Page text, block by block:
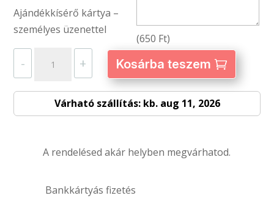
Ajándékkísérő kártya –
személyes üzenettel
(650 Ft)
-
fél
kulcstartó
egyedi
+ Kosárba teszem
Várható szállítás: kb. aug 11, 2026
A rendelésed akár helyben megvárhatod.
Bankkártyás fizetés